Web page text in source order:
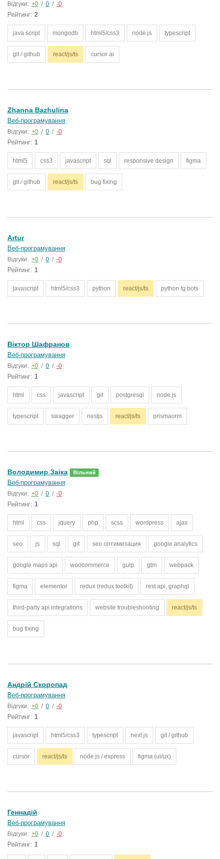
Відгуки: +0 / 0 / -0
Рейтинг: 2
java script mongodb html5/css3 node.js typescript
git / github react/js/ts cursor ai
Zhanna Bazhulina
Веб-програмування
Відгуки: +0 / 0 / -0
Рейтинг: 1
html5 css3 javascript sql responsive design figma
git / github react/js/ts bug fixing
Artur
Веб-програмування
Відгуки: +0 / 0 / -0
Рейтинг: 1
javascript html5/css3 python react/js/ts python tg bots
Віктор Шафранов
Веб-програмування
Відгуки: +0 / 0 / -0
Рейтинг: 1
html css javascript git postgresql node.js
typescript swagger nestjs react/js/ts prismaorm
Володимир Заіка Вільний
Веб-програмування
Відгуки: +0 / 0 / -0
Рейтинг: 1
html css jquery php scss wordpress ajax
seo js sql git seo оптимизация google analytics
google maps api woocommerce gulp gtm webpack
figma elementor redux (redux toolkit) rest api, graphql
third-party api integrations website troubleshooting react/js/ts
bug fixing
Андрій Скоропад
Веб-програмування
Відгуки: +0 / 0 / -0
Рейтинг: 1
javascript html5/css3 typescript next.js git / github
cursor react/js/ts node.js / express figma (ui/ux)
Геннадій
Веб-програмування
Відгуки: +0 / 0 / -0
Рейтинг: 1